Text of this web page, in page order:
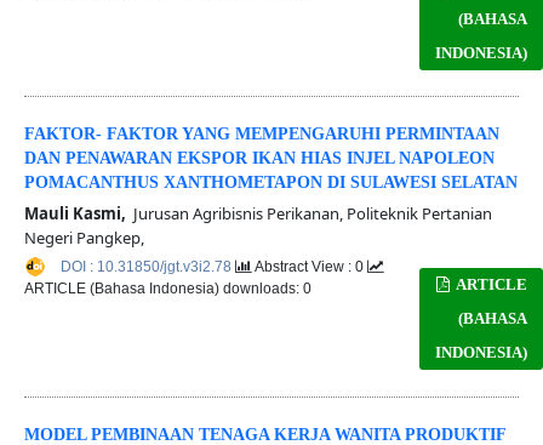
(BAHASA
INDONESIA)
FAKTOR- FAKTOR YANG MEMPENGARUHI PERMINTAAN
DAN PENAWARAN EKSPOR IKAN HIAS INJEL NAPOLEON
POMACANTHUS XANTHOMETAPON DI SULAWESI SELATAN
Mauli Kasmi, Jurusan Agribisnis Perikanan, Politeknik Pertanian
Negeri Pangkep,
ARTICLE
(BAHASA
INDONESIA)
DOI : 10.31850/jgt.v3i2.78
Abstract View : 0
ARTICLE (Bahasa Indonesia) downloads: 0
MODEL PEMBINAAN TENAGA KERJA WANITA PRODUKTIF